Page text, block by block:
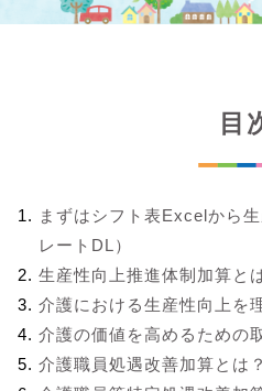
目
まずはシフト表Excelから
レートDL）
生産性向上推進体制加算と
介護における生産性向上を
介護の価値を高めるための
介護職員処遇改善加算とは？